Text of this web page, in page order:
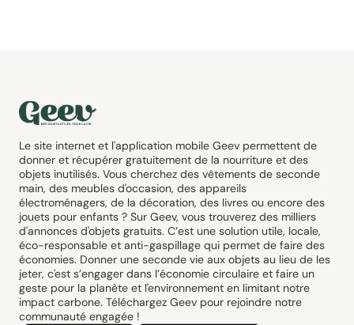
Le site internet et l'application mobile Geev permettent de
donner et récupérer gratuitement de la nourriture et des
objets inutilisés. Vous cherchez des vêtements de seconde
main, des meubles d'occasion, des appareils
électroménagers, de la décoration, des livres ou encore des
jouets pour enfants ? Sur Geev, vous trouverez des milliers
d'annonces d'objets gratuits. C’est une solution utile, locale,
éco-responsable et anti-gaspillage qui permet de faire des
économies. Donner une seconde vie aux objets au lieu de les
jeter, c'est s’engager dans l’économie circulaire et faire un
geste pour la planète et l'environnement en limitant notre
impact carbone. Téléchargez Geev pour rejoindre notre
communauté engagée !